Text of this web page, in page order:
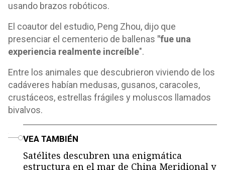
usando brazos robóticos.
El coautor del estudio, Peng Zhou, dijo que
presenciar el cementerio de ballenas "fue una
experiencia realmente increíble".
Entre los animales que descubrieron viviendo de los
cadáveres habían medusas, gusanos, caracoles,
crustáceos, estrellas frágiles y moluscos llamados
bivalvos.
VEA TAMBIÉN
Satélites descubren una enigmática
estructura en el mar de China Meridional y